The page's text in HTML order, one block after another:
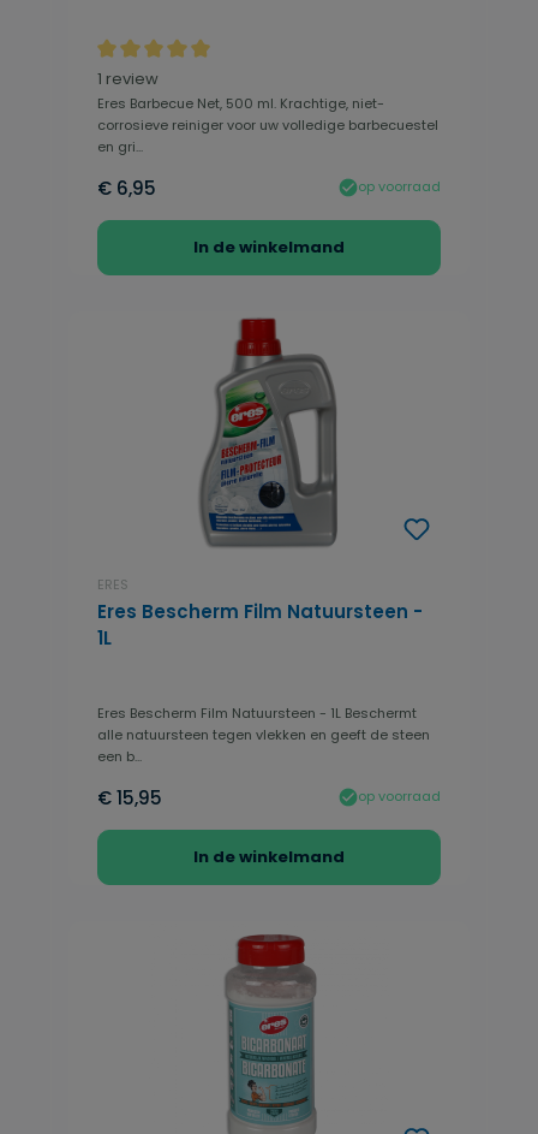
Gemiddelde waardering van 5 van 5 sterren
1 review
Eres Barbecue Net, 500 ml. Krachtige, niet-
corrosieve reiniger voor uw volledige barbecuestel
en gri...
€ 6,95 op voorraad
In de winkelmand
ERES
Eres Bescherm Film Natuursteen -
1L
Eres Bescherm Film Natuursteen - 1L Beschermt
alle natuursteen tegen vlekken en geeft de steen
een b...
€ 15,95 op voorraad
In de winkelmand